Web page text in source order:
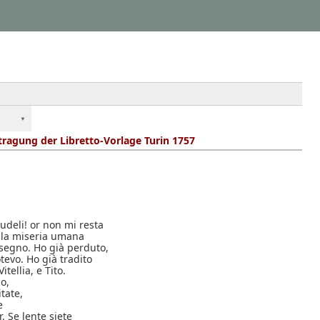
der Libretto-Vorlage Turin 1757
or non mi resta
miseria umana
Ho già perduto,
Ho già tradito
e Tito.
Se lente siete